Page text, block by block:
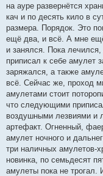
на ауре развернётся
кач и по десять кило в
размера. Порядок. Это
ещё два, и всё. А мне
и занялся. Пока
приписал к себе амулет
заряжался, а также
всё. Сейчас же, проход
амулетами стоит
что следующими
воздушными лезвиями и
артефакт. Огненный,
амулет ночного и
три наличных амулетов-
новинка, по семьдесят
амулеты пока не трогал.